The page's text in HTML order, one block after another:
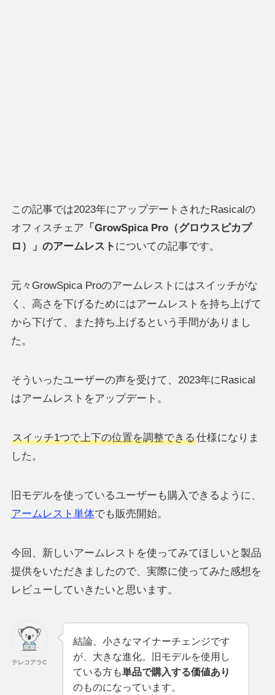
この記事では2023年にアップデートされたRasicalの
オフィスチェア 「GrowSpica Pro（グロウスピカプ
ロ）」のアームレスト についての記事です。
元々GrowSpica Proのアームレストにはスイッチがな
く、高さを下げるためにはアームレストを持ち上げて
から下げて、また持ち上げるという手間がありまし
た。
そういったユーザーの声を受けて、2023年にRasical
はアームレストをアップデート。
スイッチ1つで上下の位置を調整できる仕様になりま
した。
旧モデルを使っているユーザーも購入できるように、
アームレスト単体でも販売開始。
今回、新しいアームレストを使ってみてほしいと製品
提供をいただきましたので、実際に使ってみた感想を
レビューしていきたいと思います。
テレコアラC
結論、小さなマイナーチェンジです
が、大きな進化。旧モデルを使用し
ている方も単品で購入する価値あり
のものになっています。